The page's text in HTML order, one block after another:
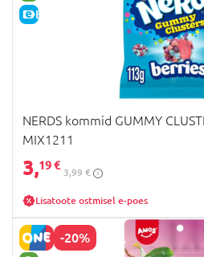
E-HIND
NERDS kommid GUMMY
MIX1211
3,19 €
3,99 €
Lisatoote ostmisel e-poes
-20%